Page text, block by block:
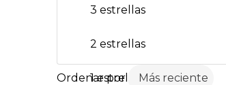
3 estrellas
2 estrellas
1 estrella Más reciente